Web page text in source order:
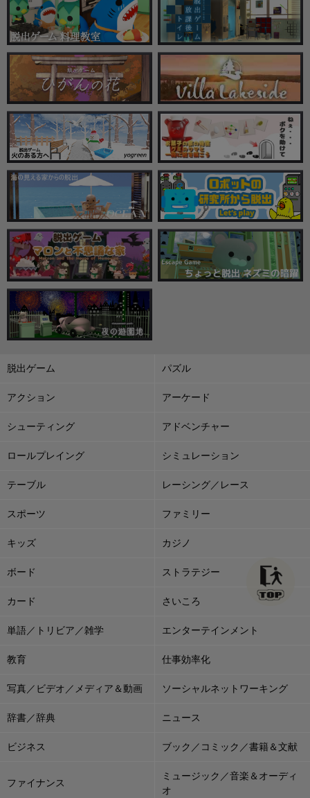
脱出ゲーム パズル
アクション アーケード
シューティング アドベンチャー
ロールプレイング シミュレーション
テーブル レーシング／レース
スポーツ ファミリー
キッズ カジノ
ボード ストラテジー
カード さいころ
単語／トリビア／雑学 エンターテインメント
教育 仕事効率化
写真／ビデオ／メディア＆動画 ソーシャルネットワーキング
辞書／辞典 ニュース
ビジネス ブック／コミック／書籍＆文献
ファイナンス
ミュージック／音楽＆オーディ
オ